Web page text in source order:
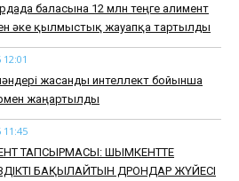
баласына 12 млн теңге алимент
әке қылмыстық жауапқа тартылды
жасанды интеллект бойынша
жаңартылды
11:45
ТАПСЫРМАСЫ: ШЫМКЕНТТЕ
БАҚЫЛАЙТЫН ДРОНДАР ЖҮЙЕСІ